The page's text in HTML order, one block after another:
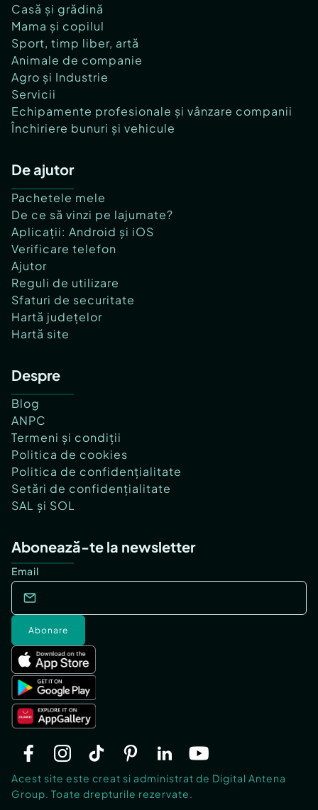
Casă și grădină
Mama și copilul
Sport, timp liber, artă
Animale de companie
Agro și Industrie
Servicii
Echipamente profesionale și vânzare companii
Închiriere bunuri și vehicule
De ajutor
Pachetele mele
De ce să vinzi pe lajumate?
Aplicații: Android și iOS
Verificare telefon
Ajutor
Reguli de utilizare
Sfaturi de securitate
Hartă județelor
Hartă site
Despre
Blog
ANPC
Termeni și condiții
Politica de cookies
Politica de confidențialitate
Setări de confidențialitate
SAL și SOL
Abonează-te la newsletter
Email
Abonare
Acest site este creat si administrat de Digital Antena
Group. Toate drepturile rezervate.